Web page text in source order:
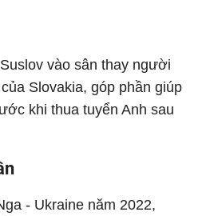
vào sân thay người
Slovakia, góp phần giúp
khi thua tuyển Anh sau
- Ukraine năm 2022,